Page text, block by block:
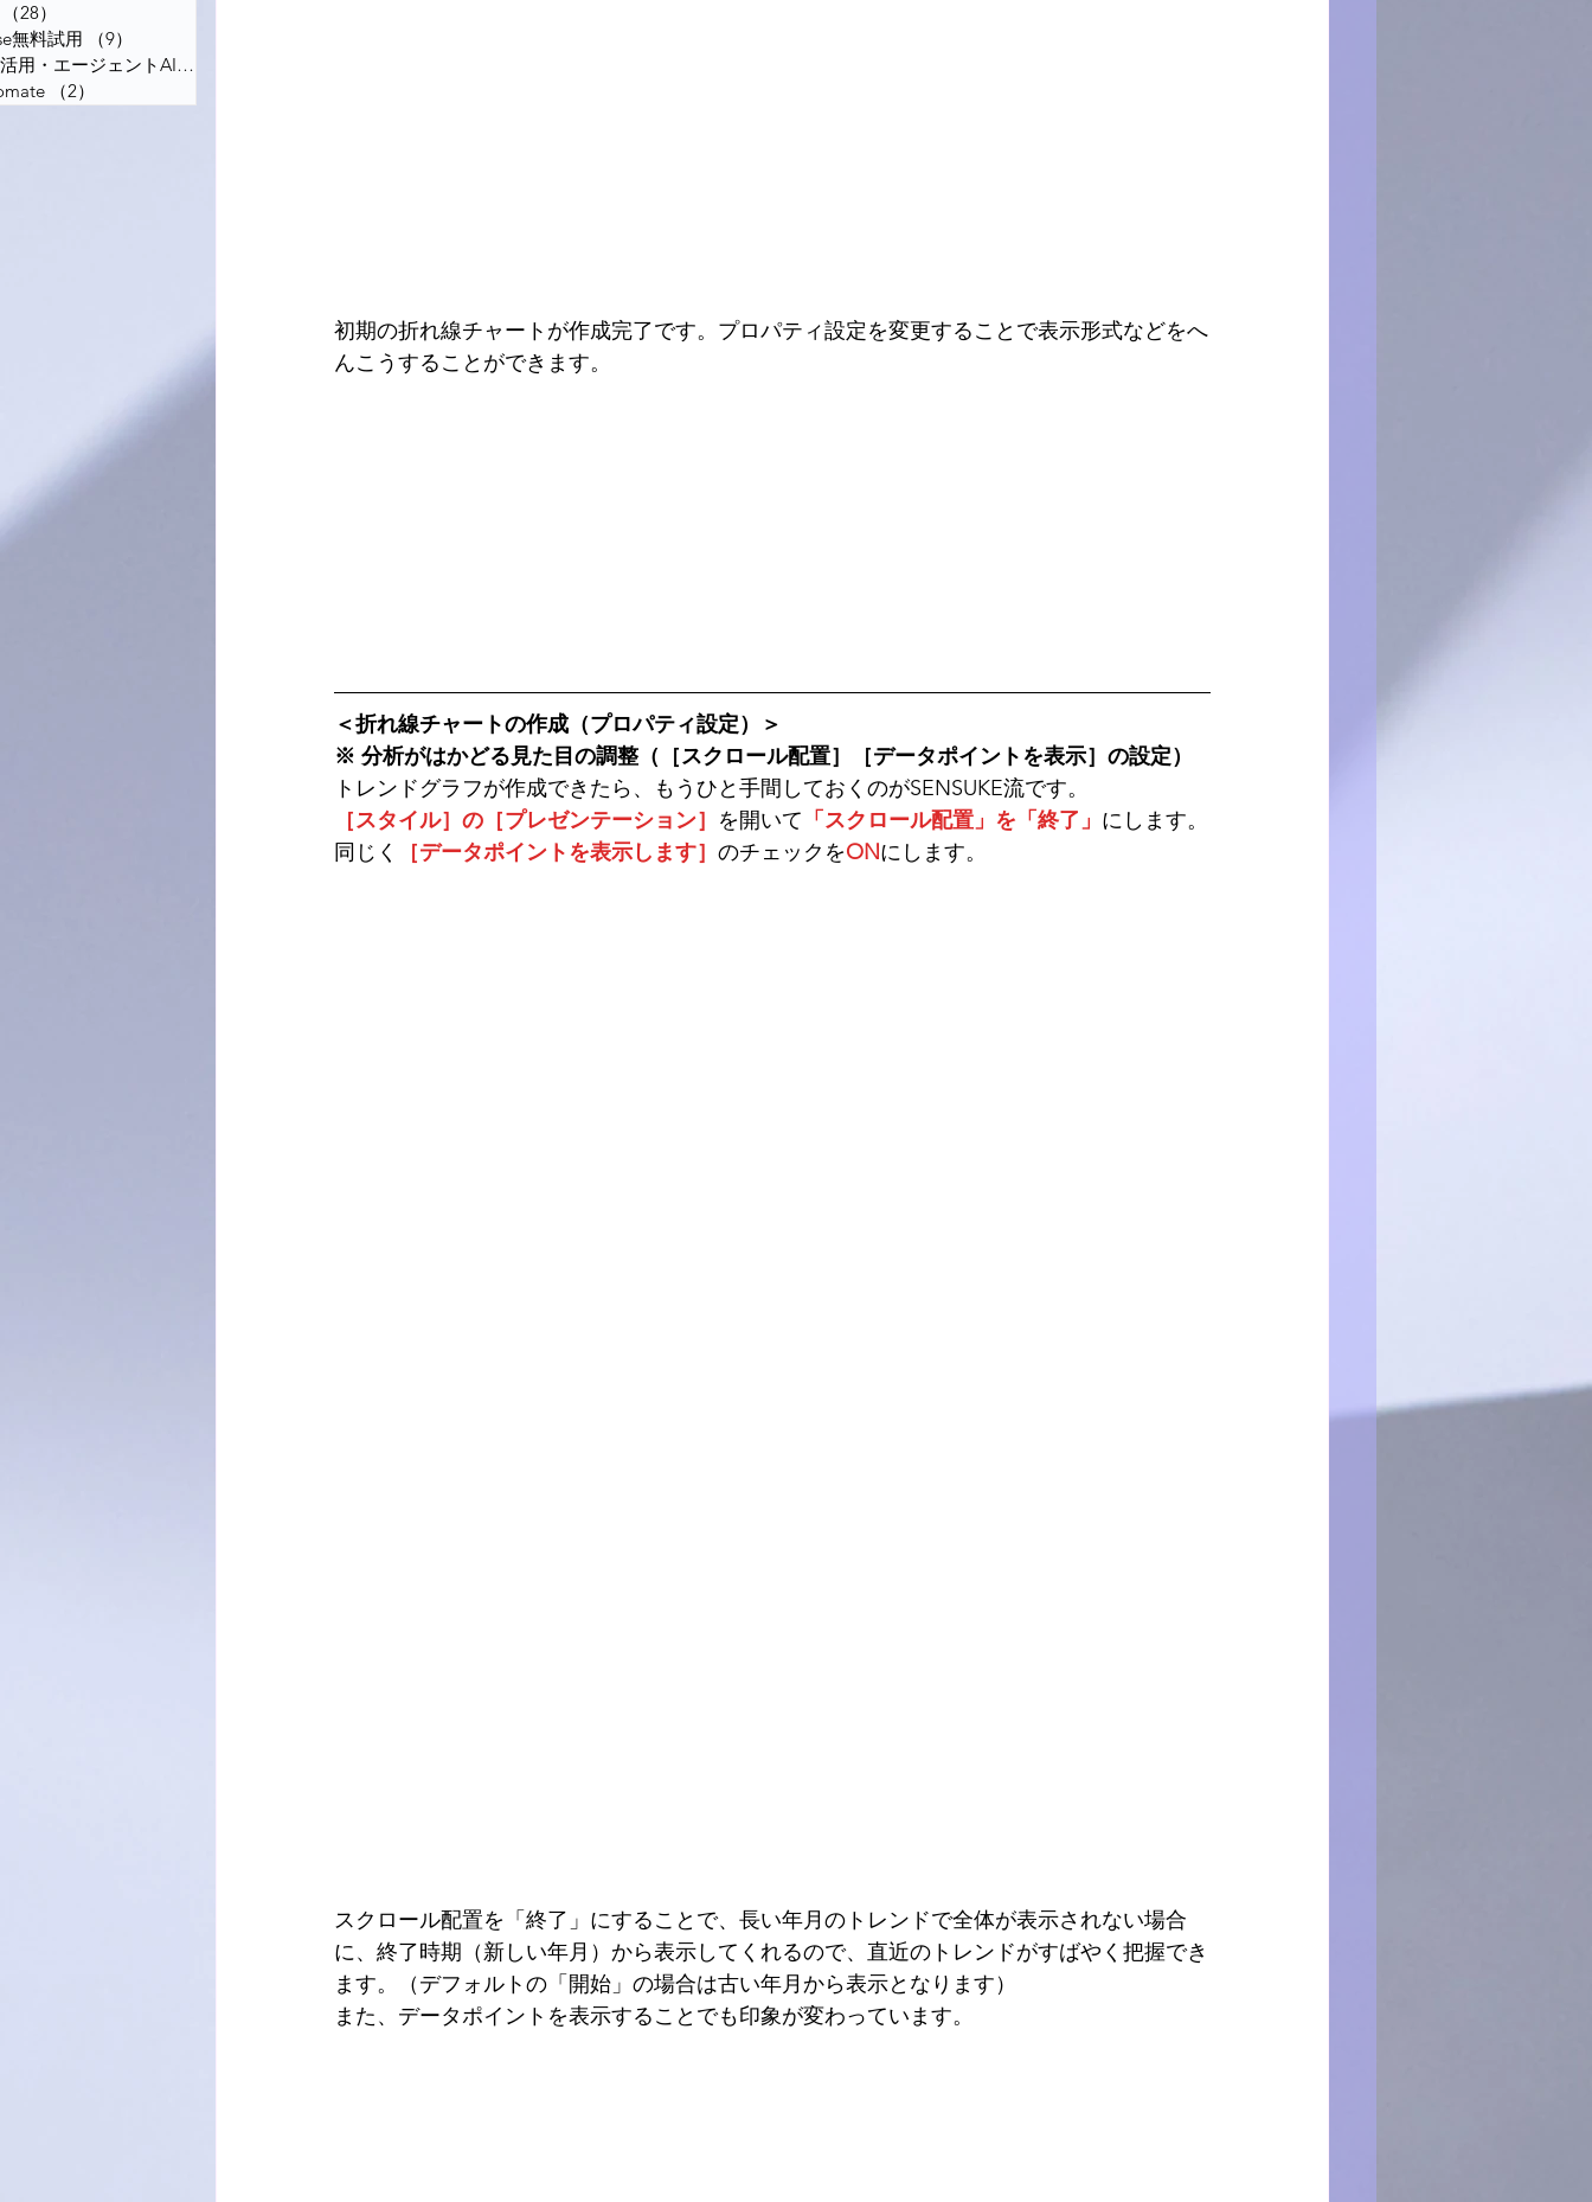
（28）
無料試用
（9）
ナレッジ活用・エージェントAI（6）
（2）
初期の折れ線チャートが作成完了です。プロパティ設定を変更することで表示形式などをへ
んこうすることができます。
＜折れ線チャートの作成（プロパティ設定）＞
※ 分析がはかどる見た目の調整（ ［スクロール配置］［データポイントを表示］ の設定）
トレンドグラフが作成できたら、もうひと手間しておくのがSENSUKE流です。
［スタイル］の［プレゼンテーション］ を開いて 「スクロール配置」を「終了」 にします。
同じく
［データポイントを表示します］ のチェックをONにします。
スクロール配置を「終了」にすることで、長い年月のトレンドで全体が表示されない場合
に、終了時期（新しい年月）から表示してくれるので、直近のトレンドがすばやく把握でき
ます。（デフォルトの「開始」の場合は古い年月から表示となります）
また、データポイントを表示することでも印象が変わっています。